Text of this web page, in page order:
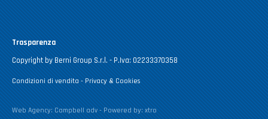
Trasparenza
Copyright by Berni Group S.r.l. - P.Iva: 02233370358
Condizioni di vendita - Privacy & Cookies
Web Agency: Campbell adv - Powered by: xtro